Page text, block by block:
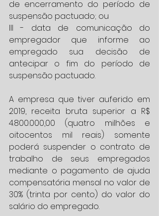
de encerramento do período de
suspensão pactuado; ou
III - data de comunicação do
empregador que informe ao
empregado sua decisão de
antecipar o fim do período de
suspensão pactuado.
A empresa que tiver auferido em
2019, receita bruta superior a R$
4.800.000,00 (quatro milhões e
oitocentos mil reais) somente
poderá suspender o contrato de
trabalho de seus empregados
mediante o pagamento de ajuda
compensatória mensal no valor de
30% (trinta por cento) do valor do
salário do empregado.